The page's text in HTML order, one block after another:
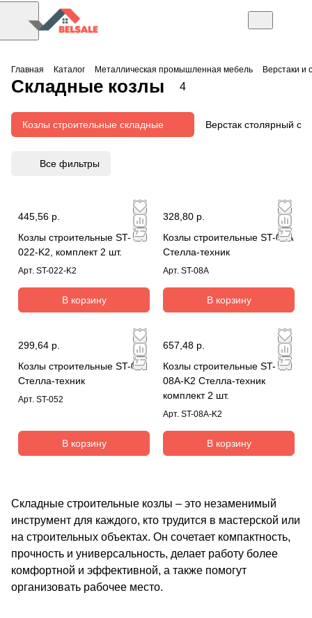
Главная Каталог Металлическая промышленная мебель Верстаки и
Складные козлы 4
Козлы строительные складные Верстак столярный
Все фильтры
445,56 р.
Козлы строительные ST-
022-K2, комплект 2 шт.
Арт. ST-022-K2
В корзину
328,80 р.
Козлы строительные ST-08A
Стелла-техник
Арт. ST-08A
В корзину
299,64 р.
Козлы строительные ST-052
Стелла-техник
Арт. ST-052
В корзину
657,48 р.
Козлы строительные ST-
08A-K2 Стелла-техник
комплект 2 шт.
Арт. ST-08A-K2
В корзину
Складные строительные козлы – это незаменимый
инструмент для каждого, кто трудится в мастерской или
на строительных объектах. Он сочетает компактность,
прочность и универсальность, делает работу более
комфортной и эффективной, а также помогут
организовать рабочее место.